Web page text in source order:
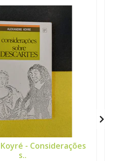
- Considerações
s..